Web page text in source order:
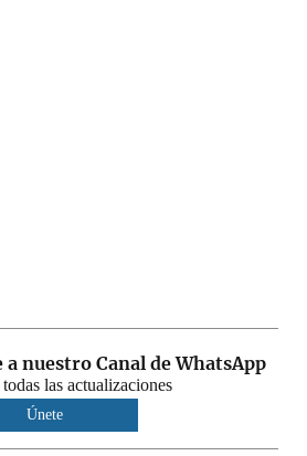
a nuestro Canal de WhatsApp
las actualizaciones
Únete